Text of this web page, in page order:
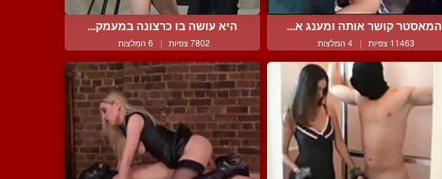
המאסטר קושר אותה ומענג א...
11463 צפיות | 4 המלצות
היא עושה בו כרצונה במעמק...
7802 צפיות | 6 המלצות